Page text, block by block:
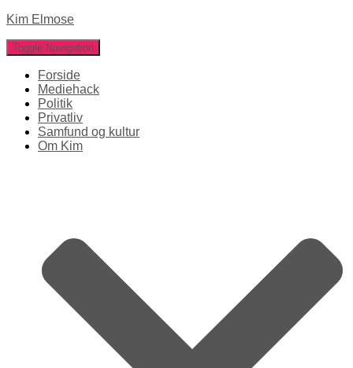
Kim Elmose
Toggle Navigation
Forside
Mediehack
Politik
Privatliv
Samfund og kultur
Om Kim